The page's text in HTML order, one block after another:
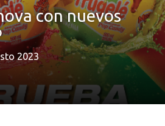
con nuevos
2023